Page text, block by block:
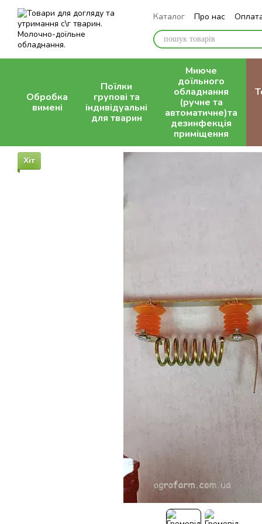
Перейти до основного контенту
Каталог Про нас
Контактна інформація
Обробка
вимені
Поїлки
групові та
індивідуальні
для тварин
Миюче
доїльного
обладнання
(ручне та
автоматичне)та
дезинфекція
приміщення
Хіт